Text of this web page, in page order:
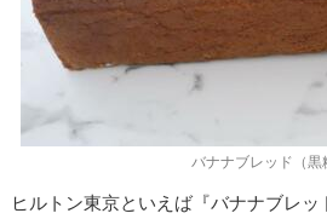
バナナブレッド（黒
ヒルトン東京といえば『バナナブレ